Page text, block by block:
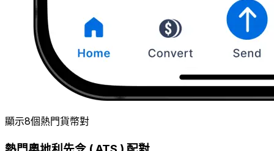
顯示8個熱門貨幣對